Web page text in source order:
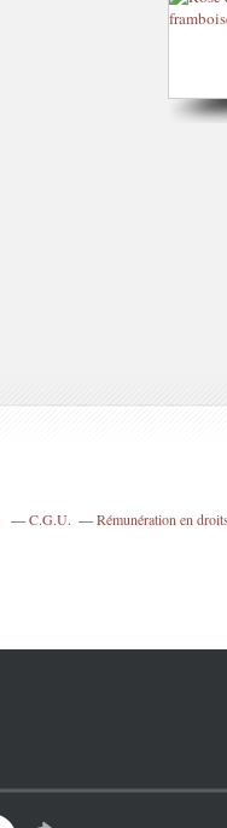
C.G.U. Rémunération en